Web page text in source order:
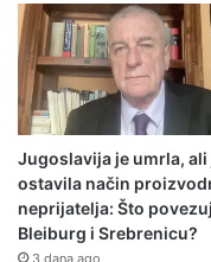
Jugoslavija je umrla, ali
ostavila način
neprijatelja: Što
Bleiburg i Srebrenicu?